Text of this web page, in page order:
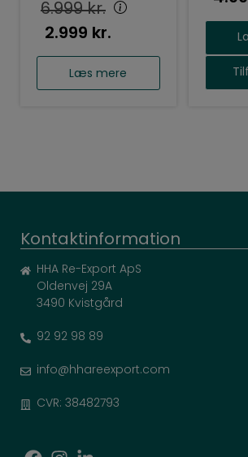
6.999kr.
2.999 kr.
Læs mere
Kontaktinformation
HHA Re-Export ApS
Oldenvej 29A
3490 Kvistgård
92 92 98 89
info@hhareexport.com
CVR: 38482793